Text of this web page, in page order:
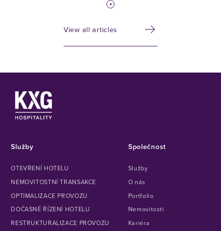
View all articles
Služby
OTEVŘENÍ HOTELU
NEMOVITOSTNÍ TRANSAKCE
OPTIMALIZACE PROVOZU
DOČASNÉ ŘÍZENÍ HOTELU
RESTRUKTURALIZACE PROVOZU
Společnost
Služby
O nás
Portfolio
Nemovitosti
Kariéra